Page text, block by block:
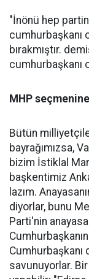
"İnönü hep
cumhurbaşkanı
bırakmıştır.
cumhurbaşkanı
MHP
Bütün
bayrağımızsa,
bizim İstiklal
başkentimiz
lazım.
diyorlar, bunu
Parti'nin
savunuyorlar.